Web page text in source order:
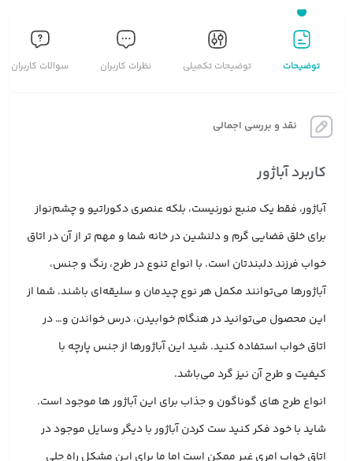
توضیحات توضیحات تکمیلی نظرات کاربران سوالات کاربران
نقد و بررسی اجمالی
کاربرد آباژور
آباژور، فقط یک منبع نورنیست، بلکه عنصری دکوراتیو و چشم‌نواز
برای خلق فضایی گرم و دلنشین در خانه شما و مهم تر از آن در اتاق
خواب فرزند دلبندتان است. با انواع تنوع در طرح، رنگ و جنس،
آباژورها می‌توانند مکمل هر نوع چیدمان و سلیقه‌ای باشند. شما از
این محصول می‌توانید در هنگام خوابیدن، درس خواندن و… در
اتاق خواب استفاده کنید. شید این آباژورها از جنس پارچه با
کیفیت و طرح آن نیز گرد می‌باشد.
انواع طرح های گوناگون و جذاب برای این آباژور ها موجود است.
شاید با خود فکر کنید ست کردن آباژور با دیگر وسایل موجود در
اتاق خواب امری غیر ممکن است اما ما برای این مشکل راه حلی